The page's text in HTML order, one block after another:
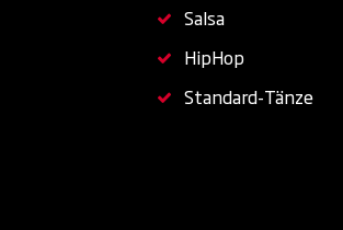
Salsa
HipHop
Standard-Tänze